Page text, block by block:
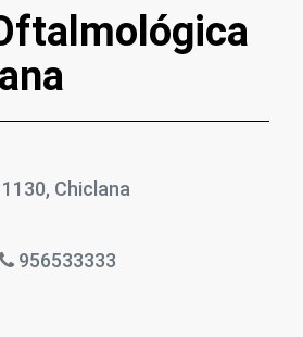
Chiclana
956533333